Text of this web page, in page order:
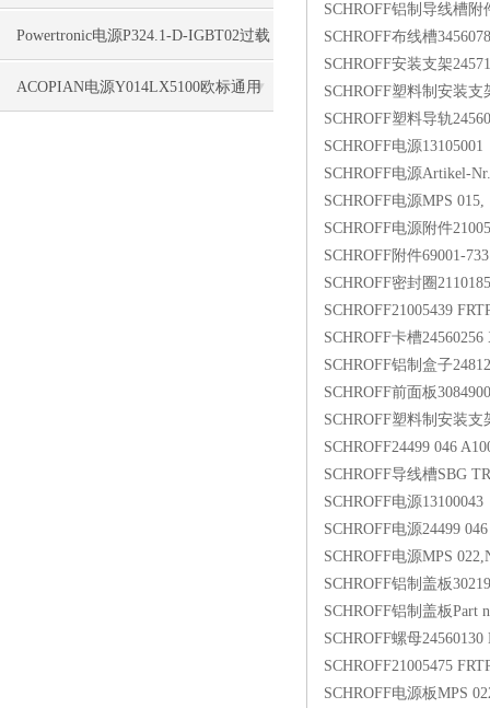
连续运行
Powertronic电源P324.1-D-IGBT02过载
保护
ACOPIAN电源Y014LX5100欧标通用
SCHROFF铝制导线槽附
SCHROFF布线槽
SCHROFF安装支架
SCHROFF塑料制安装支
SCHROFF塑料导轨
SCHROFF电源13105001
SCHROFF电源Artikel-
SCHROFF电源MPS
SCHROFF电源附件
SCHROFF附件69001-
SCHROFF密封圈
SCHROFF21005439
SCHROFF卡槽
SCHROFF铝制盒子
SCHROFF前面板
SCHROFF塑料制安装支
SCHROFF24499 046
SCHROFF导线槽SBG
SCHROFF电源13100043
SCHROFF电源24499
SCHROFF电源MPS
SCHROFF铝制盖板
SCHROFF铝制盖板Part
SCHROFF螺母
SCHROFF21005475
SCHROFF电源板MPS